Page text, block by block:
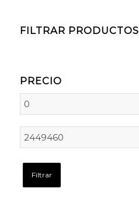
FILTRAR PRODUCTOS
PRECIO
Filtrar